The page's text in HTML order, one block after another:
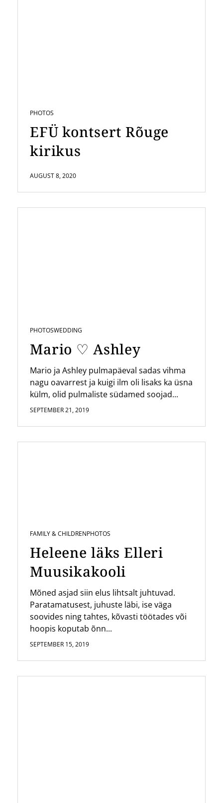
PHOTOS
EFÜ kontsert Rõuge
kirikus
AUGUST 8, 2020
PHOTOSWEDDING
Mario ♡ Ashley
Mario ja Ashley pulmapäeval sadas vihma
nagu oavarrest ja kuigi ilm oli lisaks ka üsna
külm, olid pulmaliste südamed soojad...
SEPTEMBER 21, 2019
FAMILY & CHILDRENPHOTOS
Heleene läks Elleri
Muusikakooli
Mõned asjad siin elus lihtsalt juhtuvad.
Paratamatusest, juhuste läbi, ise väga
soovides ning tahtes, kõvasti töötades või
hoopis koputab õnn...
SEPTEMBER 15, 2019